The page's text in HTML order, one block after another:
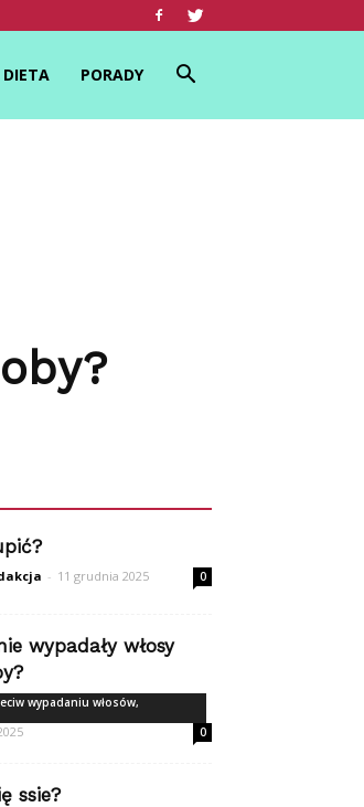
DIETA PORADY
- 11 grudnia 2025 0
wypadały włosy
wypadaniu włosów,
0
ssie?